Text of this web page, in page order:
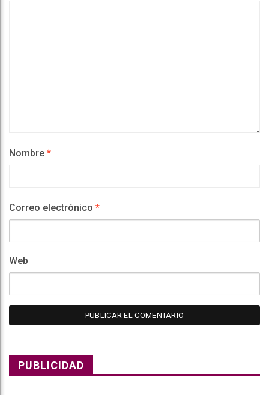
Nombre *
Correo electrónico *
Web
PUBLICIDAD